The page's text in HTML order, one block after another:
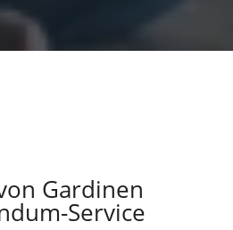
Gardinen
Service